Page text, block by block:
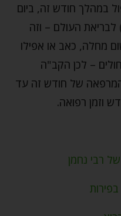
במהלך חודש זה, ביום
באייר בשנת בתמ"ט (2248) לבריאת העולם – וזה
מחלה, כאב או אפילו
– לכן הקב"ה
של חודש זה עד
וזמן רפואה.
רבי נחמן